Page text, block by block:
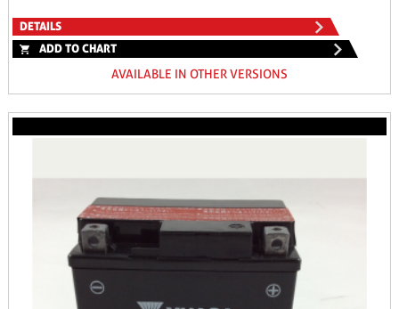
DETAILS
ADD TO CHART
AVAILABLE IN OTHER VERSIONS